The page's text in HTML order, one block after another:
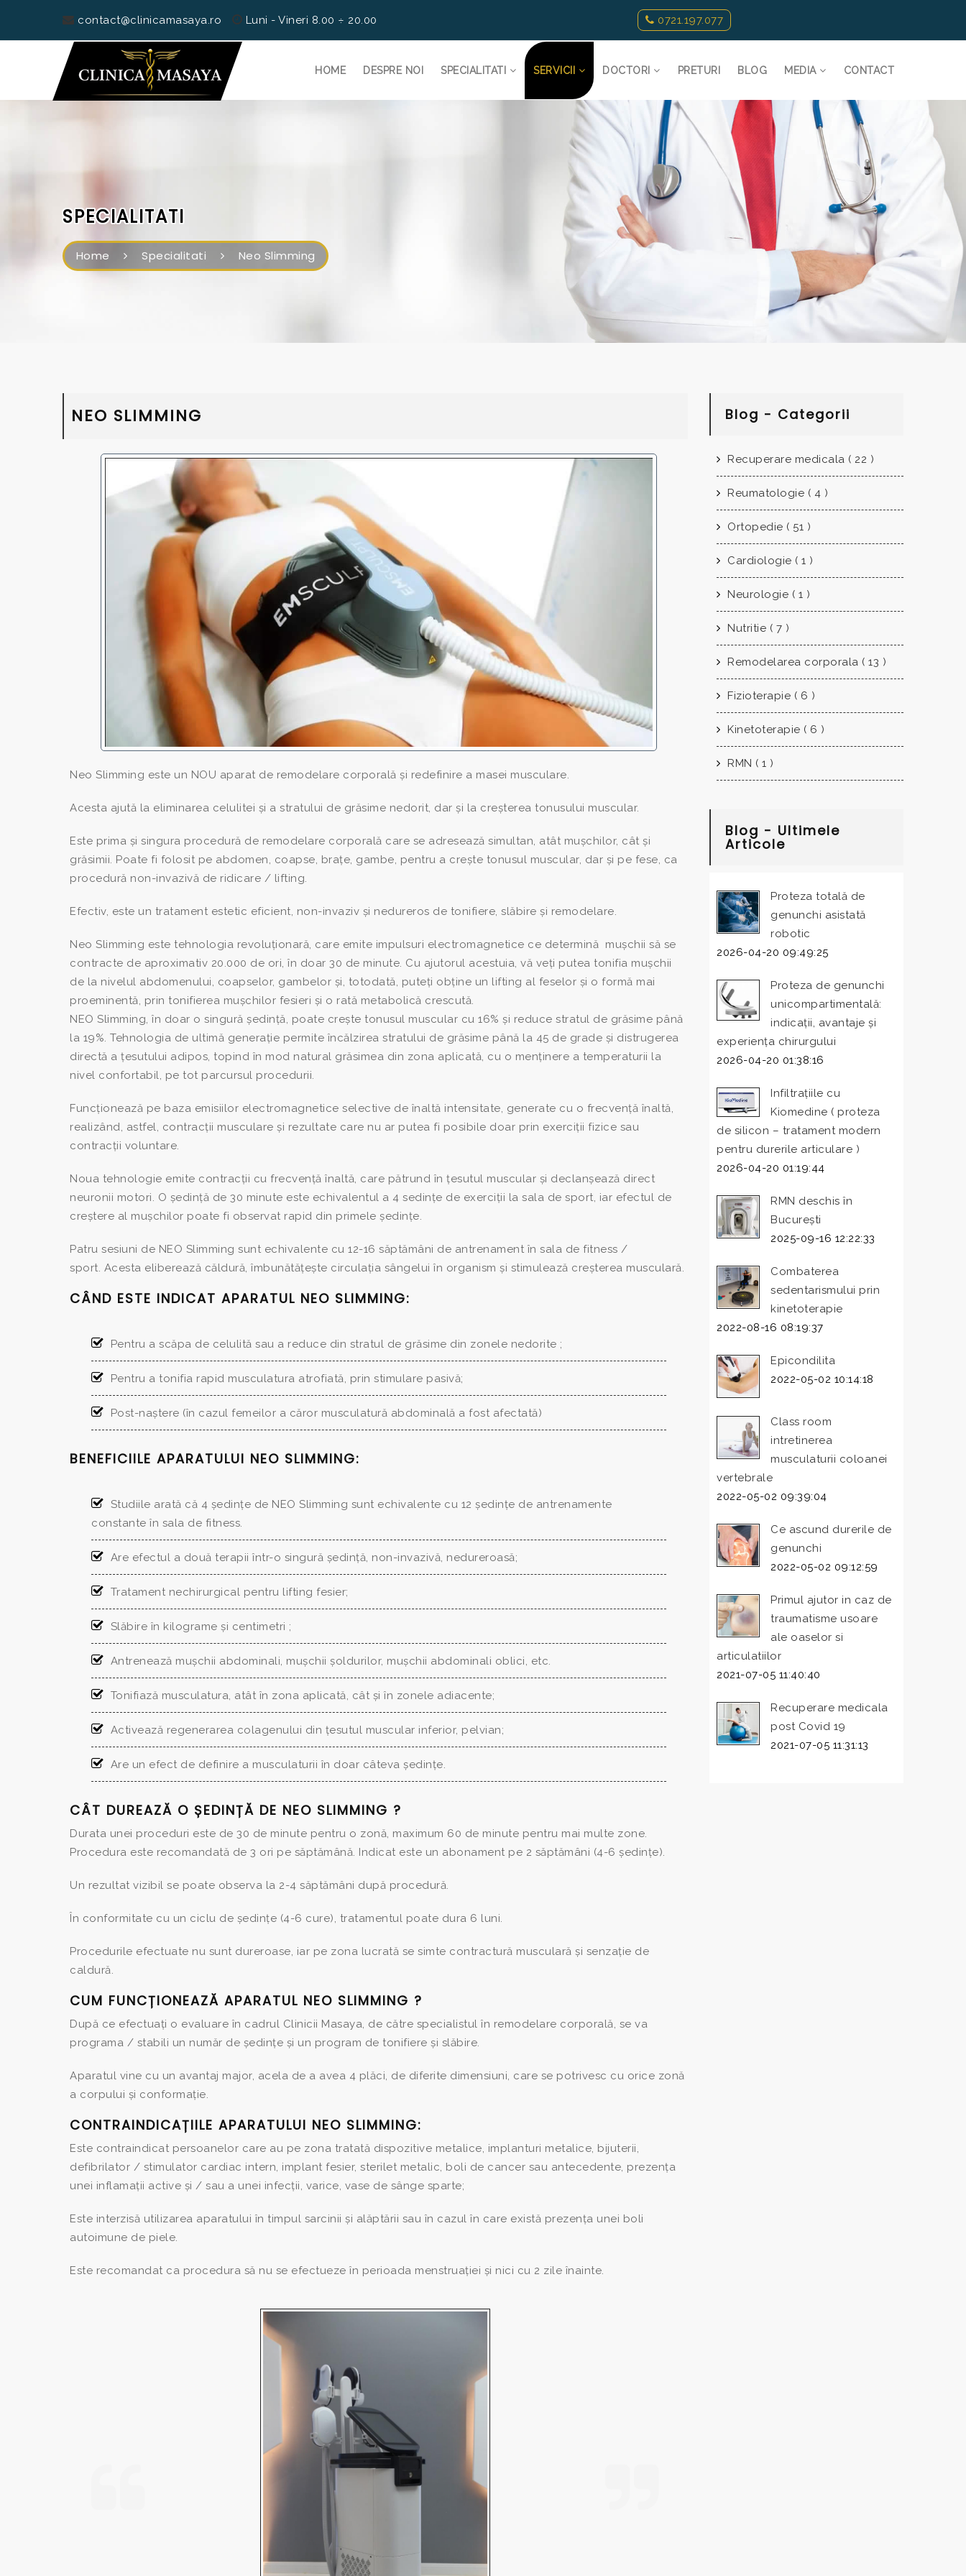
contact@clinicamasaya.ro Luni - Vineri 8.00 ÷ 20.00 0721.197.077
HOME DESPRE NOI SPECIALITATI SERVICII DOCTORI PRETURI BLOG MEDIA CONTACT
SPECIALITATI
Home Specialitati Neo Slimming
NEO SLIMMING
Neo Slimming este un NOU aparat de remodelare corporală și redefinire a masei musculare.
Acesta ajută la eliminarea celulitei și a stratului de grăsime nedorit, dar și la creșterea tonusului muscular.
Este prima și singura procedură de remodelare corporală care se adresează simultan, atât mușchilor, cât și
grăsimii. Poate fi folosit pe abdomen, coapse, brațe, gambe, pentru a crește tonusul muscular, dar și pe fese, ca
procedură non-invazivă de ridicare / lifting.
Efectiv, este un tratament estetic eficient, non-invaziv și nedureros de tonifiere, slăbire și remodelare.
Neo Slimming este tehnologia revoluționară, care emite impulsuri electromagnetice ce determină mușchii să se
contracte de aproximativ 20.000 de ori, în doar 30 de minute. Cu ajutorul acestuia, vă veți putea tonifia mușchii
de la nivelul abdomenului, coapselor, gambelor și, totodată, puteți obține un lifting al feselor și o formă mai
proeminentă, prin tonifierea mușchilor fesieri și o rată metabolică crescută.
NEO Slimming, în doar o singură ședință, poate crește tonusul muscular cu 16% și reduce stratul de grăsime până
la 19%. Tehnologia de ultimă generație permite încălzirea stratului de grăsime până la 45 de grade și distrugerea
directă a țesutului adipos, topind în mod natural grăsimea din zona aplicată, cu o menținere a temperaturii la
nivel confortabil, pe tot parcursul procedurii.
Funcționează pe baza emisiilor electromagnetice selective de înaltă intensitate, generate cu o frecvență înaltă,
realizând, astfel, contracții musculare și rezultate care nu ar putea fi posibile doar prin exerciții fizice sau
contracții voluntare.
Noua tehnologie emite contracții cu frecvență înaltă, care pătrund în țesutul muscular și declanșează direct
neuronii motori. O ședință de 30 minute este echivalentul a 4 sedințe de exerciții la sala de sport, iar efectul de
creștere al mușchilor poate fi observat rapid din primele ședințe.
Patru sesiuni de NEO Slimming sunt echivalente cu 12-16 săptămâni de antrenament în sala de fitness /
sport. Acesta eliberează căldură, îmbunătățește circulația sângelui în organism și stimulează creșterea musculară.
CÂND ESTE INDICAT APARATUL NEO SLIMMING:
Pentru a scăpa de celulită sau a reduce din stratul de grăsime din zonele nedorite ;
Pentru a tonifia rapid musculatura atrofiată, prin stimulare pasivă;
Post-naștere (în cazul femeilor a căror musculatură abdominală a fost afectată)
BENEFICIILE APARATULUI NEO SLIMMING:
Studiile arată că 4 ședințe de NEO Slimming sunt echivalente cu 12 ședințe de antrenamente
constante în sala de fitness.
Are efectul a două terapii într-o singură ședință, non-invazivă, nedureroasă;
Tratament nechirurgical pentru lifting fesier;
Slăbire în kilograme și centimetri ;
Antrenează mușchii abdominali, mușchii șoldurilor, mușchii abdominali oblici, etc.
Tonifiază musculatura, atât în zona aplicată, cât și în zonele adiacente;
Activează regenerarea colagenului din țesutul muscular inferior, pelvian;
Are un efect de definire a musculaturii în doar câteva ședințe.
CÂT DUREAZĂ O ȘEDINȚĂ DE NEO SLIMMING ?
Durata unei proceduri este de 30 de minute pentru o zonă, maximum 60 de minute pentru mai multe zone.
Procedura este recomandată de 3 ori pe săptămână. Indicat este un abonament pe 2 săptămâni (4-6 ședințe).
Un rezultat vizibil se poate observa la 2-4 săptămâni după procedură.
În conformitate cu un ciclu de ședințe (4-6 cure), tratamentul poate dura 6 luni.
Procedurile efectuate nu sunt dureroase, iar pe zona lucrată se simte contractură musculară și senzație de
caldură.
CUM FUNCȚIONEAZĂ APARATUL NEO SLIMMING ?
După ce efectuați o evaluare în cadrul Clinicii Masaya, de către specialistul în remodelare corporală, se va
programa / stabili un număr de ședințe și un program de tonifiere și slăbire.
Aparatul vine cu un avantaj major, acela de a avea 4 plăci, de diferite dimensiuni, care se potrivesc cu orice zonă
a corpului și conformație.
CONTRAINDICAȚIILE APARATULUI NEO SLIMMING:
Este contraindicat persoanelor care au pe zona tratată dispozitive metalice, implanturi metalice, bijuterii,
defibrilator / stimulator cardiac intern, implant fesier, sterilet metalic, boli de cancer sau antecedente, prezența
unei inflamații active și / sau a unei infecții, varice, vase de sânge sparte;
Este interzisă utilizarea aparatului în timpul sarcinii și alăptării sau în cazul în care există prezența unei boli
autoimune de piele.
Este recomandat ca procedura să nu se efectueze în perioada menstruației și nici cu 2 zile înainte.
Blog - Categorii
Recuperare medicala ( 22 )
Reumatologie ( 4 )
Ortopedie ( 51 )
Cardiologie ( 1 )
Neurologie ( 1 )
Nutritie ( 7 )
Remodelarea corporala ( 13 )
Fizioterapie ( 6 )
Kinetoterapie ( 6 )
RMN ( 1 )
Blog - Ultimele
Articole
Proteza totală de
genunchi asistată
robotic
2026-04-20 09:49:25
Proteza de genunchi
unicompartimentală:
indicații, avantaje și
experiența chirurgului
2026-04-20 01:38:16
Infiltrațiile cu
Kiomedine ( proteza
de silicon – tratament modern
pentru durerile articulare )
2026-04-20 01:19:44
RMN deschis în
București
2025-09-16 12:22:33
Combaterea
sedentarismului prin
kinetoterapie
2022-08-16 08:19:37
Epicondilita
2022-05-02 10:14:18
Class room
intretinerea
musculaturii coloanei
vertebrale
2022-05-02 09:39:04
Ce ascund durerile de
genunchi
2022-05-02 09:12:59
Primul ajutor in caz de
traumatisme usoare
ale oaselor si
articulatiilor
2021-07-05 11:40:40
Recuperare medicala
post Covid 19
2021-07-05 11:31:13